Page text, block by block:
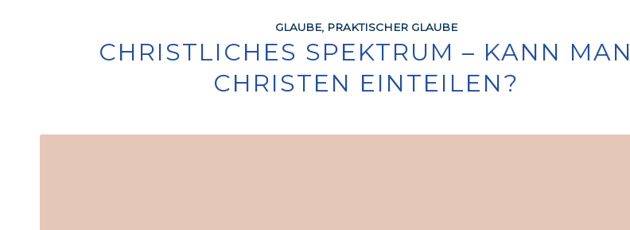
GLAUBE, PRAKTISCHER GLAUBE
CHRISTLICHES SPEKTRUM – KANN MAN
CHRISTEN EINTEILEN?